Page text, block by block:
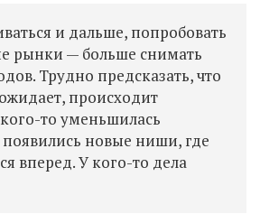
и дальше, попробовать
рынки — больше снимать
Трудно предсказать, что
происходит
то уменьшилась
новые ниши, где
вперед. У кого-то дела